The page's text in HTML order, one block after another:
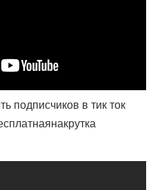
подписчиков в тик ток